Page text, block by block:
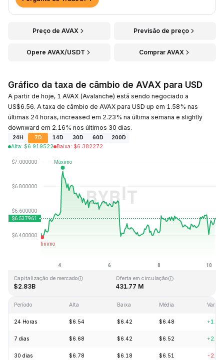
Preço de AVAX Previsão de preço
Opere AVAX/USDT Comprar AVAX
Gráfico da taxa de câmbio de AVAX para USD
A partir de hoje, 1 AVAX (Avalanche) está sendo negociado a
US$6.56. A taxa de câmbio de AVAX para USD up em 1.58% nas
últimas 24 horas, increased em 2.23% na última semana e slightly
downward em 2.16% nos últimos 30 dias.
24H 7D 14D 30D 60D
200D
Alta: $6.919522 Baixa: $6.382272
Última atualização: 2026-08-10, 06:12 GMT+0
Capitalização de mercado
$2.83B
Oferta em circulação
431.77 M
Período Alta Baixa Média
24 Horas $6.54 $6.42 $6.48
7 dias $6.68 $6.42 $6.52
30 dias $6.78 $6.18 $6.51 -